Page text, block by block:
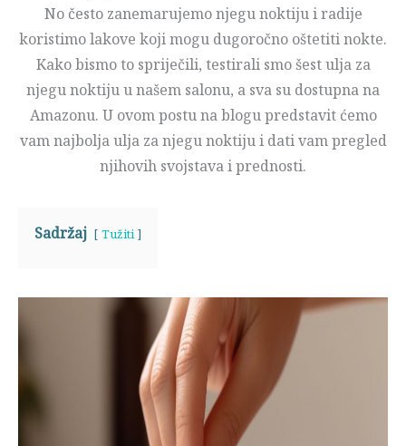
No često zanemarujemo njegu noktiju i radije
koristimo lakove koji mogu dugoročno oštetiti nokte.
Kako bismo to spriječili, testirali smo šest ulja za
njegu noktiju u našem salonu, a sva su dostupna na
Amazonu. U ovom postu na blogu predstavit ćemo
vam najbolja ulja za njegu noktiju i dati vam pregled
njihovih svojstava i prednosti.
Sadržaj Tužiti